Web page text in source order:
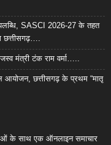
SASCI 2026-27 के तहत
छत्तीसगढ़….
मंत्री टंक राम वर्मा…..
आयोजन, छत्तीसगढ़ के प्रथम “मातृ
के साथ एक ऑनलाइन समाचार